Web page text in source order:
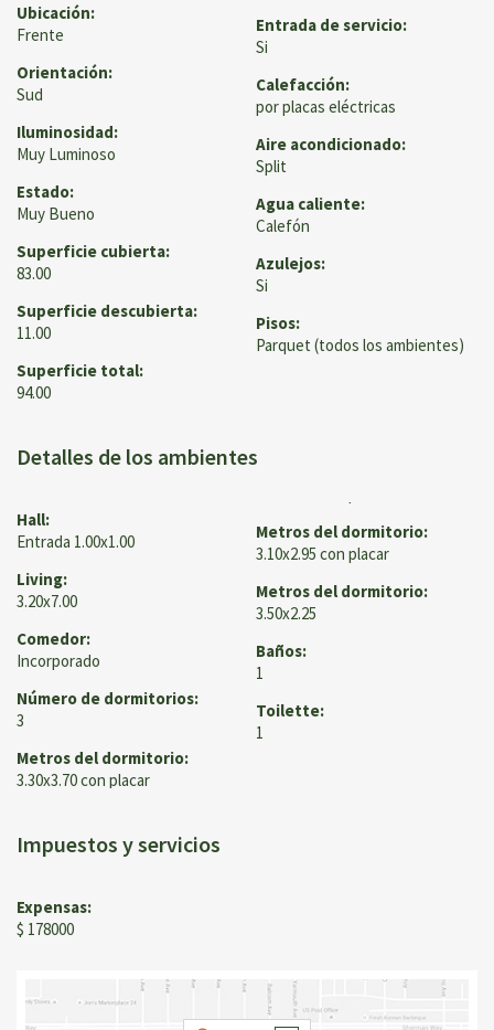
Ubicación:
Frente
Orientación:
Sud
Iluminosidad:
Muy Luminoso
Estado:
Muy Bueno
Superficie cubierta:
83.00
Superficie descubierta:
11.00
Superficie total:
94.00
Entrada de servicio:
Si
Calefacción:
por placas eléctricas
Aire acondicionado:
Split
Agua caliente:
Calefón
Azulejos:
Si
Pisos:
Parquet (todos los ambientes)
Detalles de los ambientes
Hall:
Entrada 1.00x1.00
Living:
3.20x7.00
Comedor:
Incorporado
Número de dormitorios:
3
Metros del dormitorio:
3.30x3.70 con placar
Metros del dormitorio:
3.10x2.95 con placar
Metros del dormitorio:
3.50x2.25
Baños:
1
Toilette:
1
Impuestos y servicios
Expensas:
$ 178000